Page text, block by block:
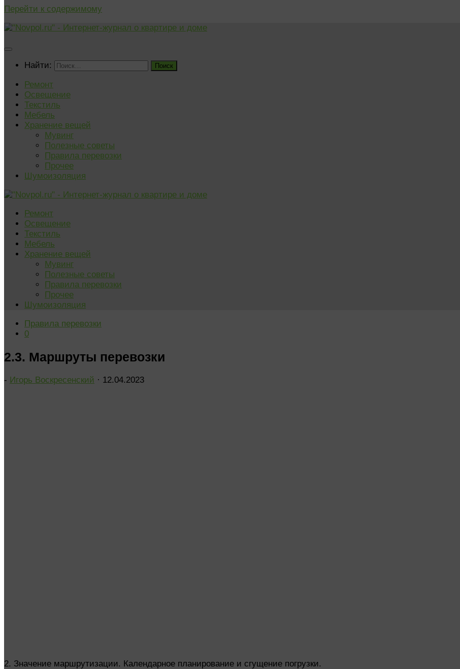
Перейти к содержимому
Найти:
Ремонт
Освещение
Текстиль
Мебель
Хранение вещей
Мувинг
Полезные советы
Правила перевозки
Прочее
Шумоизоляция
Ремонт
Освещение
Текстиль
Мебель
Хранение вещей
Мувинг
Полезные советы
Правила перевозки
Прочее
Шумоизоляция
Правила перевозки
0
2.3. Маршруты перевозки
- Игорь Воскресенский · 12.04.2023
2. Значение маршрутизации. Календарное планирование и сгущение погрузки.